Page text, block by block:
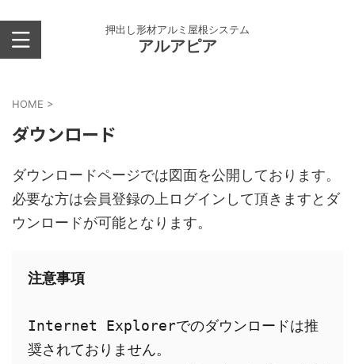
押出し形材アルミ屋根システム
アルアピア
HOME >
ダウンロード
ダウンロードページでは図面を公開しております。
必要な方は会員登録の上ログインして頂きますとダ
ウンロードが可能となります。
Internet Explorerでのダウンロードは推
奨されておりません。